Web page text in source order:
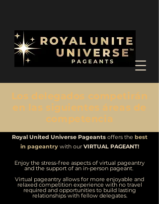
Los delegados competirán
en las siguientes áreas de
competencia
Royal United Universe Pageants offers the best
in pageantry with our VIRTUAL PAGEANT!
Enjoy the stress-free aspects of virtual pageantry
and the support of an in-person pageant.
Virtual pageantry allows for more enjoyable and
relaxed competition experience with no travel
required and opportunities to build lasting
relationships with fellow delegates.